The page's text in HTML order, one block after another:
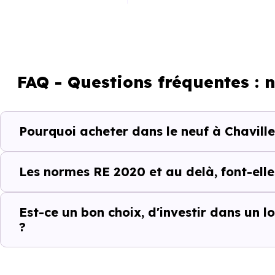
Un projet
Acheter un bien immobilier à
quartiers, les dynamiques
différences entre les
FAQ - Questions fréquentes :
Pourquoi acheter dans le neuf à
Les normes RE 2020 et au delà, font-
Est-ce un bon choix, d'investir dans un
?